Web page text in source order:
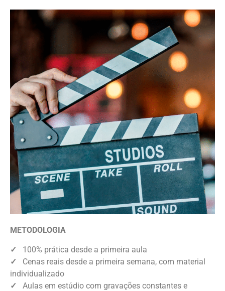
METODOLOGIA
✓ 100% prática desde a primeira aula
✓ Cenas reais desde a primeira semana, com material
individualizado
✓ Aulas em estúdio com gravações constantes e